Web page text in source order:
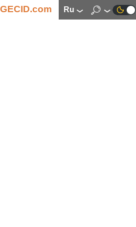
GECID.com ru